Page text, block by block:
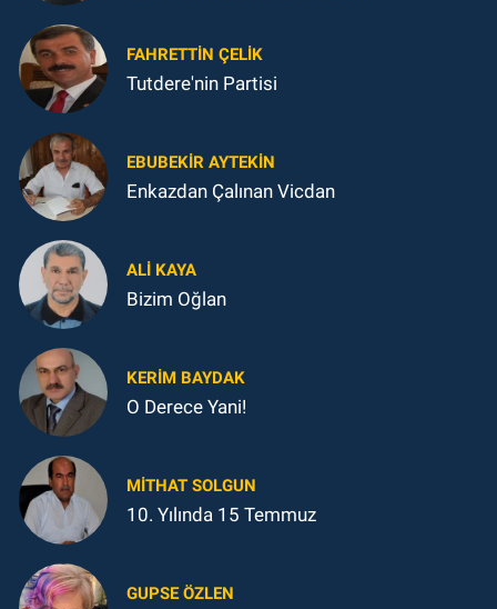
FAHRETTIN ÇELİK
Tutdere'nin Partisi
EBUBEKIR AYTEKIN
Enkazdan Çalınan Vicdan
ALI KAYA
Bizim Oğlan
KERIM BAYDAK
O Derece Yani!
MITHAT SOLGUN
10. Yılında 15 Temmuz
GUPSE ÖZLEN